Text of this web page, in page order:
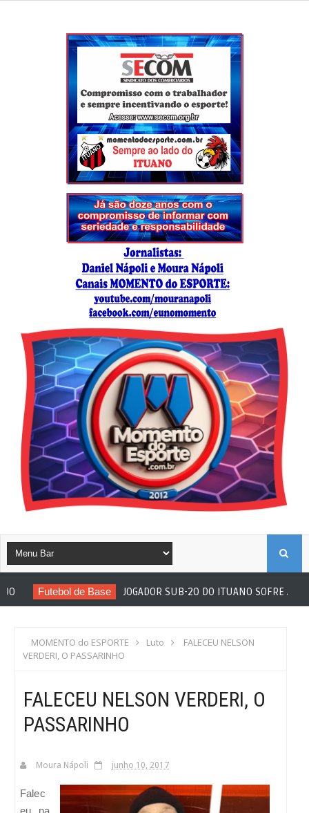
Futebol de Base JOGADOR SUB-20 DO ITUANO SOFRE ATO
MOMENTO do ESPORTE Luto
FALECEU NELSON
VERDERI, O PASSARINHO
FALECEU NELSON VERDERI, O
PASSARINHO
Moura Nápoli junho 10, 2017
Falec
eu na